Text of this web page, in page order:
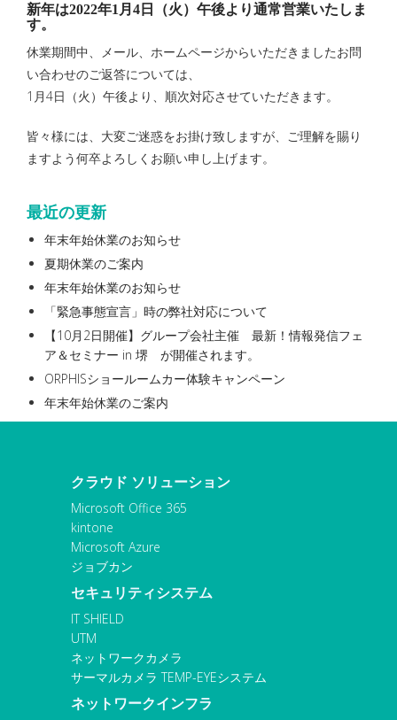
新年は2022年1月4日（火）午後より通常営業いたしま
す。
休業期間中、メール、ホームページからいただきましたお問
い合わせのご返答については、
1月4日（火）午後より、順次対応させていただきます。
皆々様には、大変ご迷惑をお掛け致しますが、ご理解を賜り
ますよう何卒よろしくお願い申し上げます。
最近の更新
年末年始休業のお知らせ
夏期休業のご案内
年末年始休業のお知らせ
「緊急事態宣言」時の弊社対応について
【10月2日開催】グループ会社主催 最新！情報発信フェ
ア＆セミナー in 堺 が開催されます。
ORPHISショールームカー体験キャンペーン
年末年始休業のご案内
クラウド ソリューション
Microsoft Office 365
kintone
Microsoft Azure
ジョブカン
セキュリティシステム
IT SHIELD
UTM
ネットワークカメラ
サーマルカメラ TEMP-EYEシステム
ネットワークインフラ